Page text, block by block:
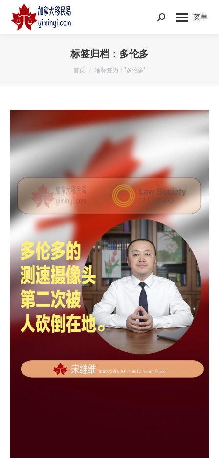
菜单
Search:
标签归档： 多伦多
您在这里：
首页 项标签为："多伦多"